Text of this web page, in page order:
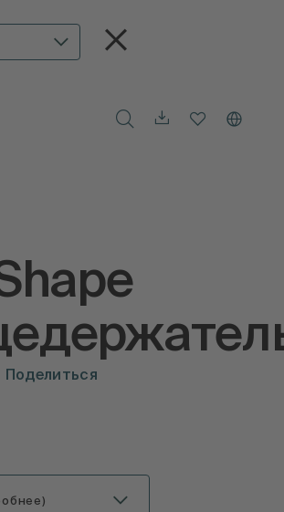
Поделиться